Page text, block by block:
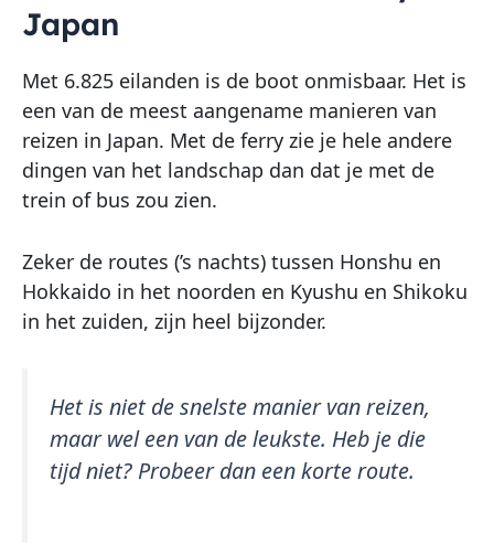
Japan
Met 6.825 eilanden is de boot onmisbaar. Het is
een van de meest aangename manieren van
reizen in Japan. Met de ferry zie je hele andere
dingen van het landschap dan dat je met de
trein of bus zou zien.
Zeker de routes (’s nachts) tussen Honshu en
Hokkaido in het noorden en Kyushu en Shikoku
in het zuiden, zijn heel bijzonder.
Het is niet de snelste manier van reizen,
maar wel een van de leukste. Heb je die
tijd niet? Probeer dan een korte route.